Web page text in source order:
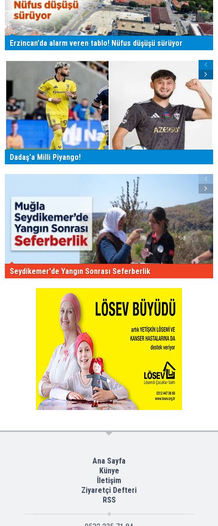
Erzincan'da alarm veren tablo! Nüfus düşüşü sürüyor
Dadaş'a Milli Piyango!
Seydikemer'de Yangın Sonrası Seferberlik
Ana Sayfa
Künye
İletişim
Ziyaretçi Defteri
RSS